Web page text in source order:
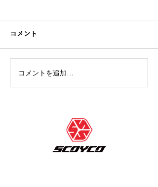
【出店情報】「2025 FIM
MotoGP™ 世界選手権シ
本グランプリ」に出店決
コメント
コメントを追加…